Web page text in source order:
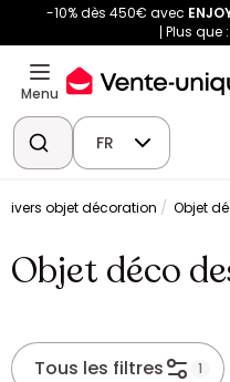
-10% dès 450€ avec
Plus que :
Menu
FR
objet décoration Objet
Objet déco
Tous les filtres 1